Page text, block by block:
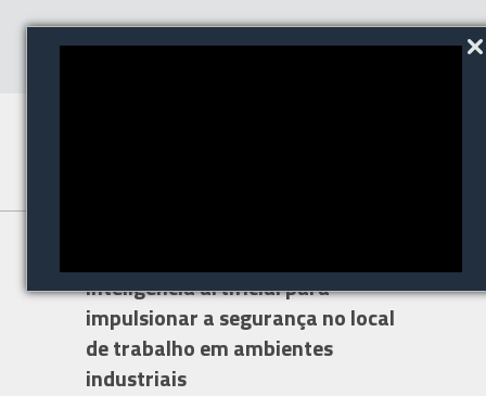
inteligência artificial para
impulsionar a segurança no local
de trabalho em ambientes
industriais